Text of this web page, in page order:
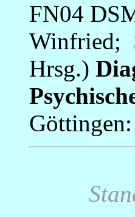
FN04
Winfried;
Hrsg.)